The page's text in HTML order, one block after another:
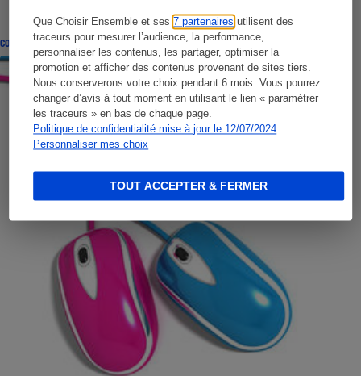
Que Choisir Ensemble et ses7 partenaires utilisent des
traceurs pour mesurer l’audience, la performance,
personnaliser les contenus, les partager, optimiser la
promotion et afficher des contenus provenant de sites tiers.
Nous conserverons votre choix pendant 6 mois. Vous pourrez
changer d’avis à tout moment en utilisant le lien « paramétrer
les traceurs » en bas de chaque page.
Politique de confidentialité mise à jour le 12/07/2024
Personnaliser mes choix
TOUT ACCEPTER & FERMER
CONSEILS